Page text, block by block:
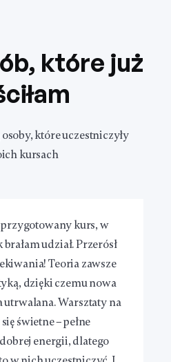
które już
które uczestniczyły
kursach
kurs, w
udział. Przerósł
Teoria zawsze
dzięki czemu nowa
utrwalana. Warsztaty na
świetne – pełne
energii, dlatego